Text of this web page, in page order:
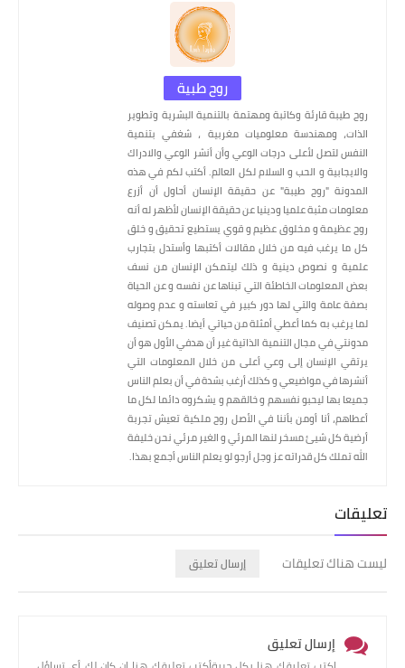
روح طبية
روح طيبة قارئة وكاتبة ومهتمة بالتنمية البشرية وتطوير
الذات، ومهندسة معلوميات مغربية ، شغفي بتنمية
النفس لتصل لأعلى درجات الوعي وأن أنشر الوعي والادراك
والايجابية و الحب و السلام لكل العالم. أكتب لكم في هذه
المدونة "روح طيبة" عن حقيقة الإنسان أحاول أن أزرع
معلومات مثبة علميا ودينيا عن حقيقة الإنسان لأظهر له أنه
روح عظيمة و مخلوق عظيم و قوي يستطيع تحقيق و خلق
كل ما يرغب فيه من خلال مقالات أكتبها وأستدل بتجارب
علمية و نصوص دينية و ذلك ليتمكن الإنسان من نسف
بعض المعلومات الخاطئة التي تبناها عن نفسه و عن الحياة
بصفة عامة والتي لها دور كبير في تعاسته و عدم وصوله
لما يرغب به كما أعطي أمثلة من حياتي أيضا. يمكن تصنيف
مدونتي في مجال التنمية الذاتية غير أن هدفي الأول هو أن
يرتقي الإنسان إلى وعي أعلى من خلال المعلومات التي
أنشرها في مواضيعي و كذلك أرغب بشدة في أن بعلم الناس
جميعا بها ليحبو نفسهم و خالقهم و يشكروه دائما لكل ما
أعطاهم، أنا أومن بأننا في الأصل روح ملكية تعيش تجربة
أرضية كل شيئ مسخر لنها المرئي و الغير مرئي نحن خليفة
الله تملك كل قدراته عز وجل أرجو لو يعلم الناس أجمع بهذا.
تعليقات
ليست هناك تعليقات إرسال تعليق
إرسال تعليق